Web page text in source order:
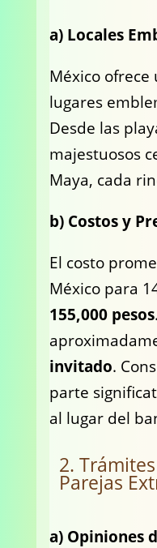
a) Locales
México
lugares
Desde las
majestuosos
Maya, cada
b) Costos y
El costo
México para
155,000 pesos
invitado.
parte
al lugar del
2.
Parejas
a) Opiniones